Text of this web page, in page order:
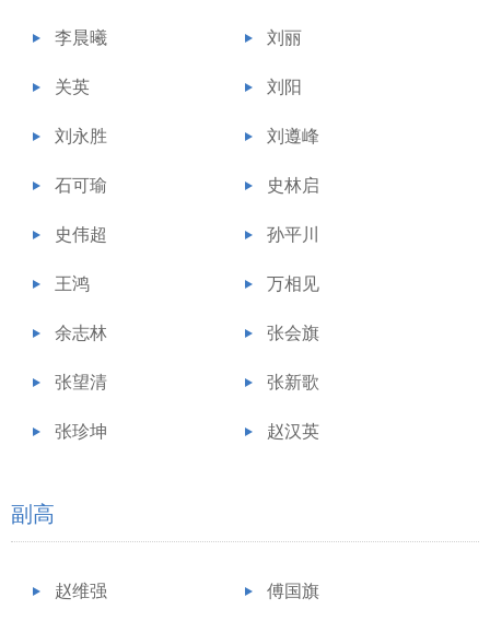
李晨曦 刘丽
关英 刘阳
刘永胜 刘遵峰
石可瑜 史林启
史伟超 孙平川
王鸿 万相见
余志林 张会旗
张望清 张新歌
张珍坤 赵汉英
副高
赵维强 傅国旗